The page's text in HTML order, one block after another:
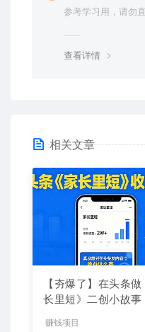
参考学习用，请勿
查看详情
相关文章
【夯爆了】在头条做
长里短》二创小故事
赚钱项目